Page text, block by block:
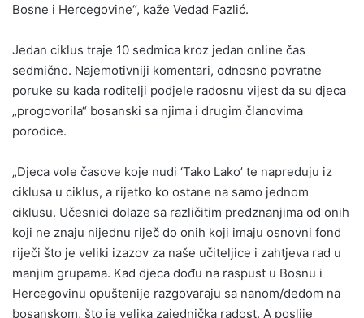
Bosne i Hercegovine“, kaže Vedad Fazlić.
Jedan ciklus traje 10 sedmica kroz jedan online čas
sedmično. Najemotivniji komentari, odnosno povratne
poruke su kada roditelji podjele radosnu vijest da su djeca
„progovorila“ bosanski sa njima i drugim članovima
porodice.
„Djeca vole časove koje nudi ‘Tako Lako’ te napreduju iz
ciklusa u ciklus, a rijetko ko ostane na samo jednom
ciklusu. Učesnici dolaze sa različitim predznanjima od onih
koji ne znaju nijednu riječ do onih koji imaju osnovni fond
riječi što je veliki izazov za naše učiteljice i zahtjeva rad u
manjim grupama. Kad djeca dođu na raspust u Bosnu i
Hercegovinu opuštenije razgovaraju sa nanom/dedom na
bosanskom, što je velika zajednička radost. A poslije